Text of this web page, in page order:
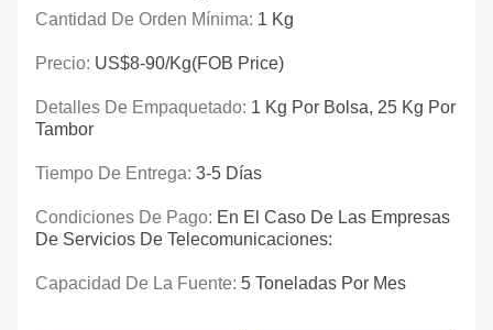
Cantidad De Orden Mínima: 1 Kg
Precio: US$8-90/kg(FOB Price)
Detalles De Empaquetado: 1 Kg Por Bolsa, 25 Kg Por
Tambor
Tiempo De Entrega: 3-5 Días
Condiciones De Pago: En El Caso De Las Empresas
De Servicios De Telecomunicaciones:
Capacidad De La Fuente: 5 Toneladas Por Mes